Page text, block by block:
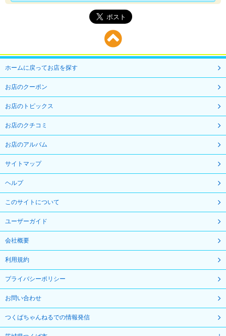
ホームに戻ってお店を探す
お店のクーポン
お店のトピックス
お店のクチコミ
お店のアルバム
サイトマップ
ヘルプ
このサイトについて
ユーザーガイド
会社概要
利用規約
プライバシーポリシー
お問い合わせ
つくばちゃんねるでの情報発信